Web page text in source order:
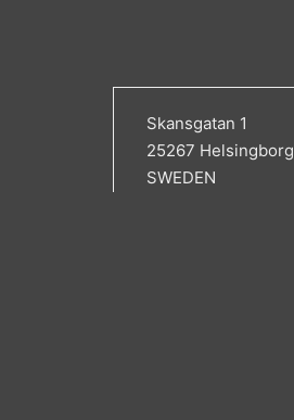
Skansgatan 1
25267 Helsingborg
SWEDEN